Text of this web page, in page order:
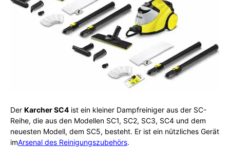
Der Karcher SC4 ist ein kleiner Dampfreiniger aus der SC-
Reihe, die aus den Modellen SC1, SC2, SC3, SC4 und dem
neuesten Modell, dem SC5, besteht. Er ist ein nützliches Gerät
imArsenal des Reinigungszubehörs.